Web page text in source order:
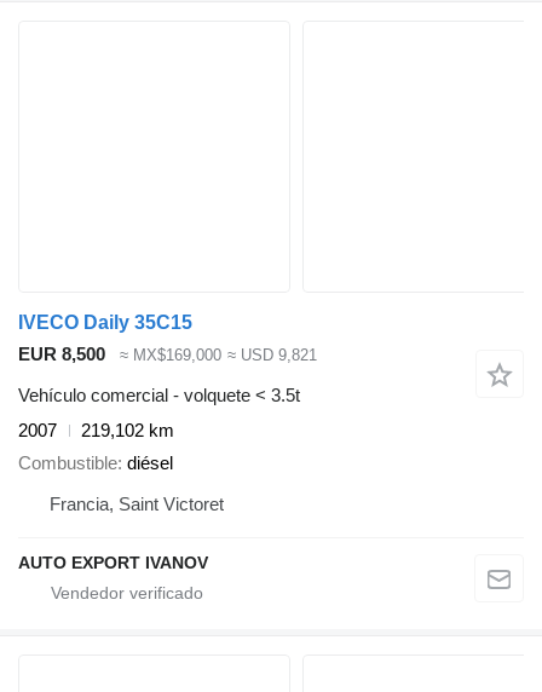
IVECO Daily 35C15
EUR 8,500
≈ MX$169,000 ≈ USD 9,821
Vehículo comercial - volquete < 3.5t
2007
219,102 km
Combustible diésel
Francia, Saint Victoret
AUTO EXPORT IVANOV